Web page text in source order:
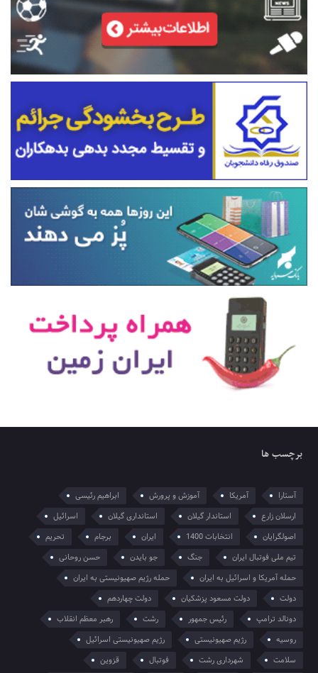
برچسب ها
آستارا آمریکا آموزش و پرورش
ابراهیم رئیسی
ارسلان زارع
استاندار گیلان استانداری گیلان
اسرائیل
اصولگرایان
انتخابات 1400 ایران برجام
تحریم
تیم ملی فوتبال ایران
جنگ جو بایدن
حسن روحانی
حمله آمریکا و اسرائیل به ایران
حمله رژیم صهیونیستی به ایران
دولت
دولت مسعود پزشکیان
دولت چهاردهم
دونالد ترامپ
رئیس جمهور رشت
رهبر معظم انقلاب
روسیه
رژیم صهیونیستی
رژیم صهیونیستی اسرائیل
سلامت
شهرداری رشت فوتبال قزوین